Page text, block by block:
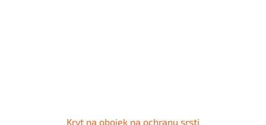
Kryt na obojek na ochranu srsti